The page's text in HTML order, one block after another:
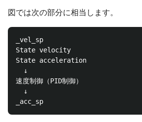
図では次の部分に相当します。
_vel_sp
State velocity
State acceleration
  ↓
速度制御（PID制御）
  ↓